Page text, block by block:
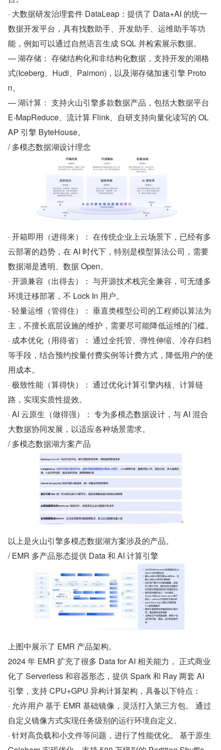
· 大数据研发治理套件 DataLeap：提供了 Data+AI 的统一
数据开发平台，具有找数助手、开发助手、运维助手等功
能，例如可以通过自然语言生成 SQL 并检索展示数据。
— 湖存储： 存储结构化和非结构化数据，支持开发的湖格
式(Iceberg、Hudi、Paimon)，以及湖存储加速引擎 Proto
n。
— 湖计算： 支持火山引擎多款数据产品，包括大数据平台
E-MapReduce、流计算 Flink、自研支持向量化读写的 OL
AP 引擎 ByteHouse。
/ 多模态数据湖设计理念
· 开箱即用（进得来）： 在传统企业上云场景下，已经有多
云部署的趋势，在 AI 时代下，特别是模型算法公司，需要
数据湖是透明、数据 Open。
· 开源兼容（出得去）： 与开源技术栈完全兼容，可无缝多
环境迁移部署，不 Lock In 用户。
· 轻量运维（管得住）： 垂直类模型公司的工程师以算法为
主，不擅长底层设施的维护，需要尽可能降低运维的门槛。
· 成本优化（用得省）： 通过全托管、弹性伸缩、冷存归档
等手段，结合预约按量付费实例等计费方式，降低用户的使
用成本。
· 极致性能（算得快）： 通过优化计算引擎内核、计算链
路，实现实质性提效。
· AI 云原生（做得强）： 专为多模态数据设计，与 AI 混合
大数据协同发展，以适应各种场景需求。
/ 多模态数据湖方案产品
以上是火山引擎多模态数据湖方案涉及的产品。
/ EMR 多产品形态提供 Data 和 AI 计算引擎
上图中展示了 EMR 产品架构。
2024 年 EMR 扩充了很多 Data for AI 相关能力， 正式商业
化了 Serverless 和容器形态，提供 Spark 和 Ray 两套 AI
引擎，支持 CPU+GPU 异构计算架构，具备以下特点：
· 允许用户 基于 EMR 基础镜像，灵活打入第三方包。 通过
自定义镜像方式实现任务级别的运行环境自定义。
· 针对高负载和小文件等问题，进行了性能优化。 基于原生